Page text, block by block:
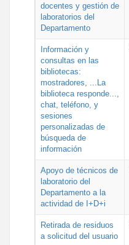
docentes y gestión de
laboratorios del
Departamento
Información y
consultas en las
bibliotecas:
mostradores, ...La
biblioteca responde...,
chat, teléfono, y
sesiones
personalizadas de
búsqueda de
información
Apoyo de técnicos de
laboratorio del
Departamento a la
actividad de I+D+i
Retirada de residuos
a solicitud del usuario